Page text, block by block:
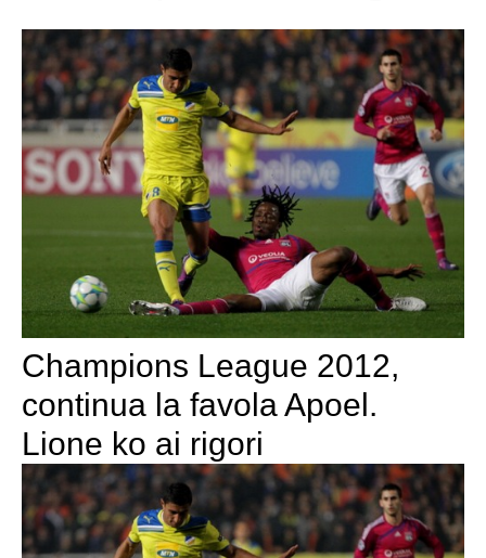
Champions League 2012,
continua la favola Apoel.
Lione ko ai rigori